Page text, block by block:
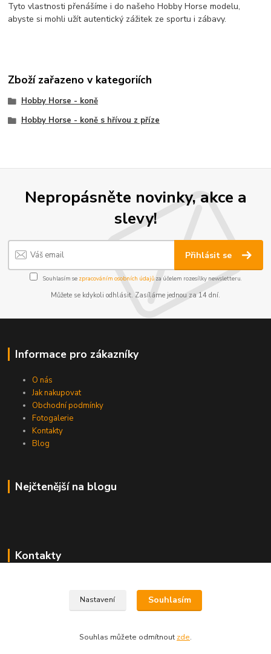
Tyto vlastnosti přenášíme i do našeho Hobby Horse modelu,
abyste si mohli užít autentický zážitek ze sportu i zábavy.
Zboží zařazeno v kategoriích
Hobby Horse - koně
Hobby Horse - koně s hřívou z příze
Nepropásněte novinky, akce a
slevy!
Přihlásit se
Souhlasím se zpracováním osobních údajůza účelem rozesílky newsletteru.
Můžete se kdykoli odhlásit. Zasíláme jednou za 14 dní.
Informace pro zákazníky
O nás
Jak nakupovat
Obchodní podmínky
Fotogalerie
Kontakty
Blog
Nejčtenější na blogu
Kontakty
Nastavení Souhlasím
Souhlas můžete odmítnout zde.